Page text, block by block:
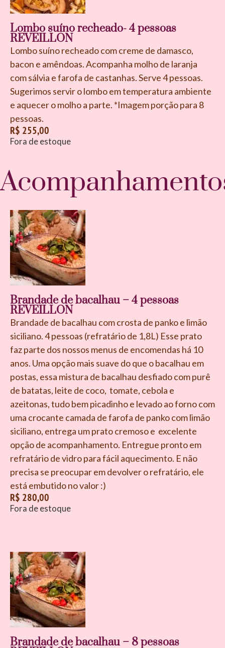
Lombo suíno recheado- 4 pessoas
REVEILLON
Lombo suíno recheado com creme de damasco,
bacon e amêndoas. Acompanha molho de laranja
com sálvia e farofa de castanhas.Serve 4 pessoas.
Sugerimos servir o lombo em temperatura ambiente
e aquecer o molho a parte. *Imagem porção para 8
pessoas.
R$ 255,00
Fora de estoque
Brandade de bacalhau – 4 pessoas
REVEILLON
Brandade de bacalhau com crosta de panko e limão
siciliano. 4 pessoas (refratário de 1,8L) Esse prato
faz parte dos nossos menus de encomendas há 10
anos. Uma opção mais suave do que o bacalhau em
postas, essa mistura de bacalhau desfiado com purê
de batatas, leite de coco, tomate, cebola e
azeitonas, tudo bem picadinho e levado ao forno com
uma crocante camada de farofa de panko com limão
siciliano, entrega um prato cremoso e excelente
opção de acompanhamento. Entregue pronto em
refratário de vidro para fácil aquecimento. E não
precisa se preocupar em devolver o refratário, ele
está embutido no valor :)
R$ 280,00
Fora de estoque
Brandade de bacalhau – 8 pessoas